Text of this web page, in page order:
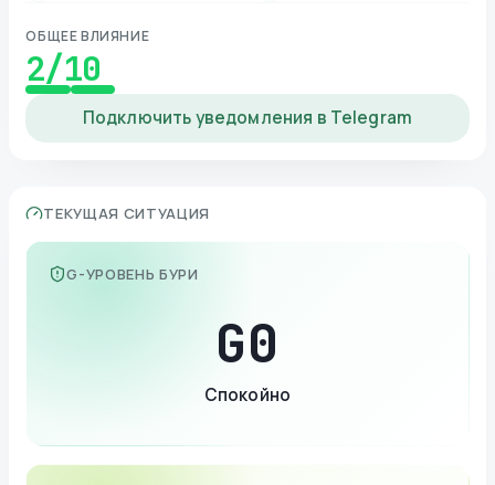
ОБЩЕЕ ВЛИЯНИЕ
2/10
Подключить уведомления в Telegram
ТЕКУЩАЯ СИТУАЦИЯ
G-УРОВЕНЬ БУРИ
G0
Спокойно